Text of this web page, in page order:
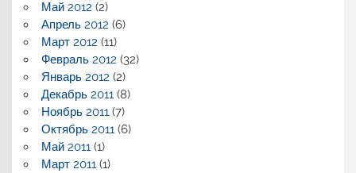
Май 2012 (2)
Апрель 2012 (6)
Март 2012 (11)
Февраль 2012 (32)
Январь 2012 (2)
Декабрь 2011(8)
Ноябрь 2011(7)
Октябрь 2011(6)
Май 2011(1)
Март 2011(1)